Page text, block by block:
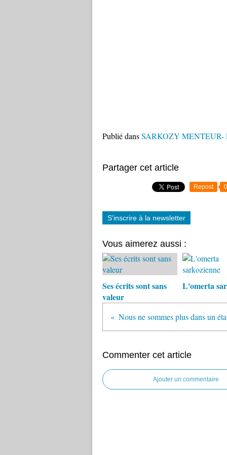
Publié dansSARKOZY MENTEUR-
Partager cet article
Repost 0
S'inscrire à la newsletter
Vous aimerez aussi :
Ses écrits sont sans
valeur
L'omerta
Nous ne sommes plus dans un
Commenter cet article
Ajouter un commentaire